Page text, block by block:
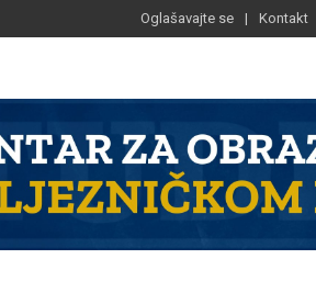
Oglašavajte se Kontakt